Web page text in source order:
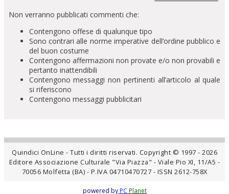
Non verranno pubblicati commenti che:
Contengono offese di qualunque tipo
Sono contrari alle norme imperative dell’ordine pubblico e
del buon costume
Contengono affermazioni non provate e/o non provabili e
pertanto inattendibili
Contengono messaggi non pertinenti all’articolo al quale
si riferiscono
Contengono messaggi pubblicitari
Quindici OnLine - Tutti i diritti riservati. Copyright © 1997 - 2026
Editore Associazione Culturale "Via Piazza" - Viale Pio XI, 11/A5 -
70056 Molfetta (BA) - P.IVA 04710470727 - ISSN 2612-758X
powered by PC Planet